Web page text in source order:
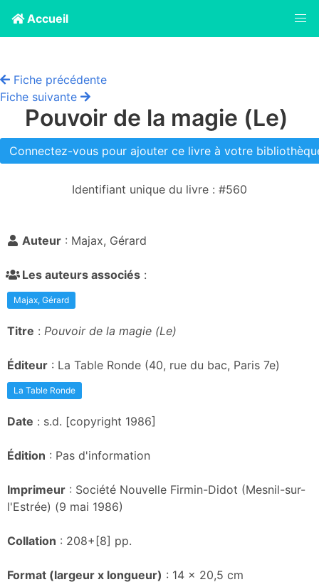
Accueil
Fiche précédente
Fiche suivante
Pouvoir de la magie (Le)
Connectez-vous pour ajouter ce livre à votre
Identifiant unique du livre : #560
Auteur : Majax, Gérard
Les auteurs associés :
Majax, Gérard
Titre : Pouvoir de la magie (Le)
Éditeur : La Table Ronde (40, rue du bac, Paris 7e)
La Table Ronde
Date : s.d. [copyright 1986]
Édition : Pas d'information
Imprimeur : Société Nouvelle Firmin-Didot (Mesnil-sur-
l'Estrée) (9 mai 1986)
Collation : 208+[8] pp.
Format (largeur x longueur) : 14 x 20,5 cm